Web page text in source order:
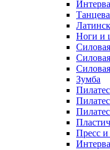
Ноги и
Зумба
Пилатес
Пресс